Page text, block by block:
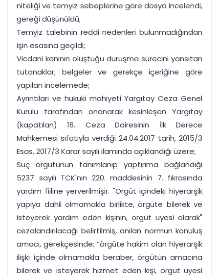
niteliği ve temyiz sebeplerine göre dosya incelendi,
gereği düşünüldü;
Temyiz talebinin reddi nedenleri bulunmadığından
işin esasına geçildi;
Vicdani kanının oluştuğu duruşma sürecini yansıtan
tutanaklar, belgeler ve gerekçe içeriğine göre
yapılan incelemede;
Ayrıntıları ve hukuki mahiyeti Yargıtay Ceza Genel
Kurulu tarafından onanarak kesinleşen Yargıtay
(kapatılan) 16. Ceza Dairesinin İlk Derece
Mahkemesi sıfatıyla verdiği 24.04.2017 tarih, 2015/3
Esas, 2017/3 Karar sayılı ilamında açıklandığı üzere;
Suç örgütünün tanımlanıp yaptırıma bağlandığı
5237 sayılı TCK'nın 220. maddesinin 7. fıkrasında
yardım fiiline yerverilmişir. "Örgüt içindeki hiyerarşik
yapıya dahil olmamakla birlikte, örgüte bilerek ve
isteyerek yardım eden kişinin, örgüt üyesi olarak"
cezalandırılacağı belirtilmiş, anılan normun konuluş
amacı, gerekçesinde; “örgüte hakim olan hiyerarşik
ilişki içinde olmamakla beraber, örgütün amacına
bilerek ve isteyerek hizmet eden kişi, örgüt üyesi